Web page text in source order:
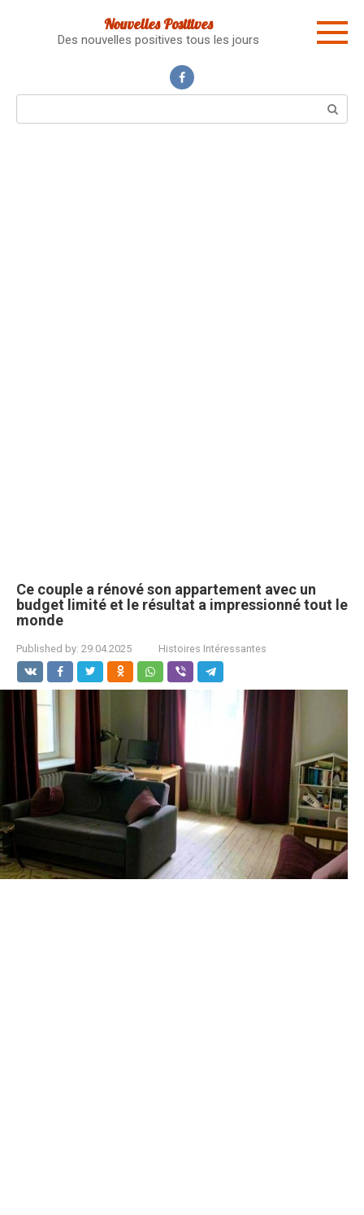
Nouvelles Positives
Des nouvelles positives tous les jours
Ce couple a rénové son appartement avec un
budget limité et le résultat a impressionné tout le
monde
Published by: 29.04.2025 Histoires Intéressantes